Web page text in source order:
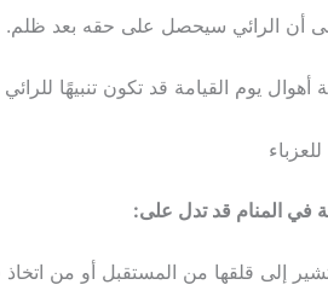
أن الرائي سيحصل على حقه بعد ظلم.
أهوال يوم القيامة قد تكون تنبيهًا
في المنام قد تدل على:
إلى قلقها من المستقبل أو من